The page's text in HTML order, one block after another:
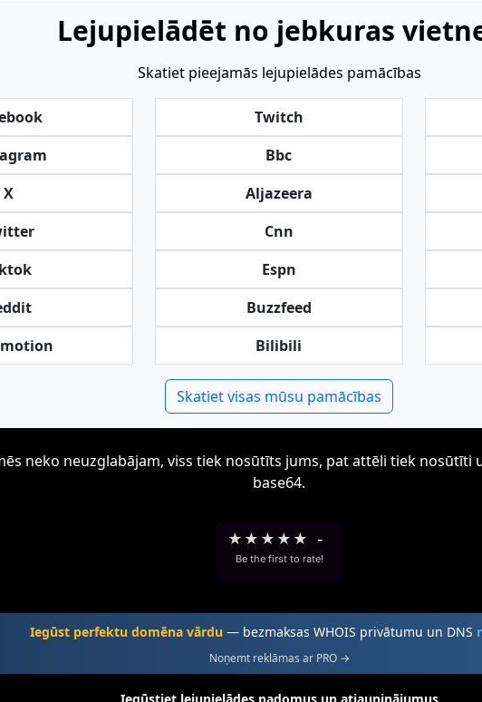
Lejupielādēt no jebkuras
Skatiet pieejamās lejupielādes pamācības
X
Twitch
Bbc
Aljazeera
Cnn
Espn
Buzzfeed
Bilibili
Skatiet visas mūsu pamācības
neko neuzglabājam, viss tiek nosūtīts jums, pat attēli tiek
base64.
★ ★ ★ ★ ★ -
Be the first to rate!
Iegūst perfektu domēna vārdu— bezmaksas WHOIS privātumu un DNS
Noņemt reklāmas ar PRO →